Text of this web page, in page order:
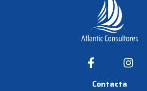
Contacta